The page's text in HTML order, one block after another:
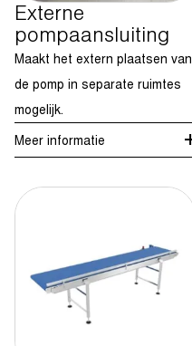
Externe
pompaansluiting
Maakt het extern plaatsen van
de pomp in separate ruimtes
mogelijk.
Meer informatie